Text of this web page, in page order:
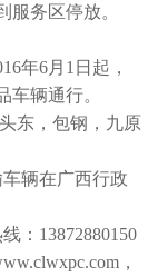
服务区停放。
年6月1日起，
车辆通行。
东，包钢，九原
辆在广西行政
：13872880150
，